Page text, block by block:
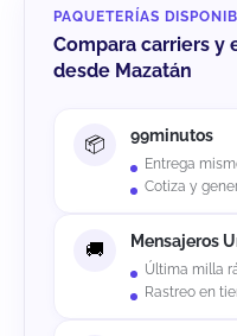
PAQUETERÍAS
Compara carriers y
desde Mazatán
99minutos
Entrega
Cotiza y
Mensajeros
Última milla
Rastreo en